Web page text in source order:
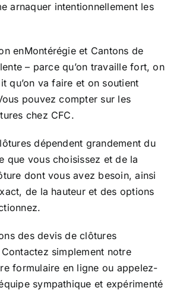
arnaquer intentionnellement les
enMontérégie et Cantons de
– parce qu’on travaille fort, on
qu’on va faire et on soutient
pouvez compter sur les
chez CFC.
dépendent grandement du
que vous choisissez et de la
dont vous avez besoin, ainsi
de la hauteur et des options
des devis de clôtures
simplement notre
formulaire en ligne ou appelez-
sympathique et expérimenté